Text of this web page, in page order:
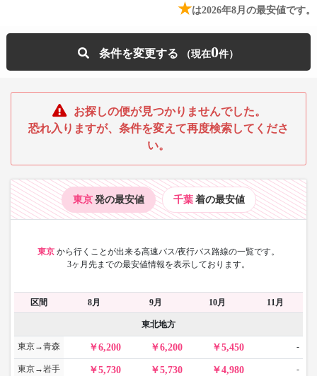
★は2026年8月の最安値です。
条件を変更する 0
お探しの便が見つかりませんでした。
恐れ入りますが、条件を変えて再度検索してくださ
い。
東京 発の最安値 千葉 着の最安値
東京 から行くことが出来る高速バス/夜行バス路線の一覧です。
3ヶ月先までの最安値情報を表示しております。
区間 8月 9月 10月 11月
東北地方
東京→青森 6,200 6,200 5,450 -
東京→岩手 5,730 5,730 4,980 -